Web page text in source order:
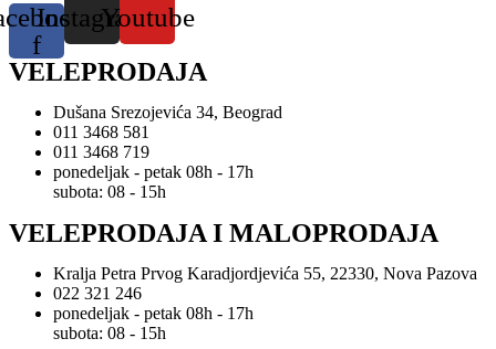
f
InstagramYoutube
VELEPRODAJA
Dušana Srezojevića 34, Beograd
011 3468 581
011 3468 719
ponedeljak - petak 08h - 17h
subota: 08 - 15h
VELEPRODAJA I MALOPRODAJA
Kralja Petra Prvog Karadjordjevića 55, 22330, Nova Pazova
022 321 246
ponedeljak - petak 08h - 17h
subota: 08 - 15h